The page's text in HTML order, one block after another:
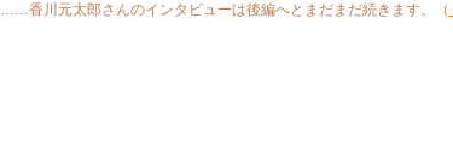
……香川元太郎さんのインタビューは後編へとまだまだ続きます。（